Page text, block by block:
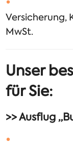
Versicherung,
MwSt.
Unser
für Sie:
>> Ausflug